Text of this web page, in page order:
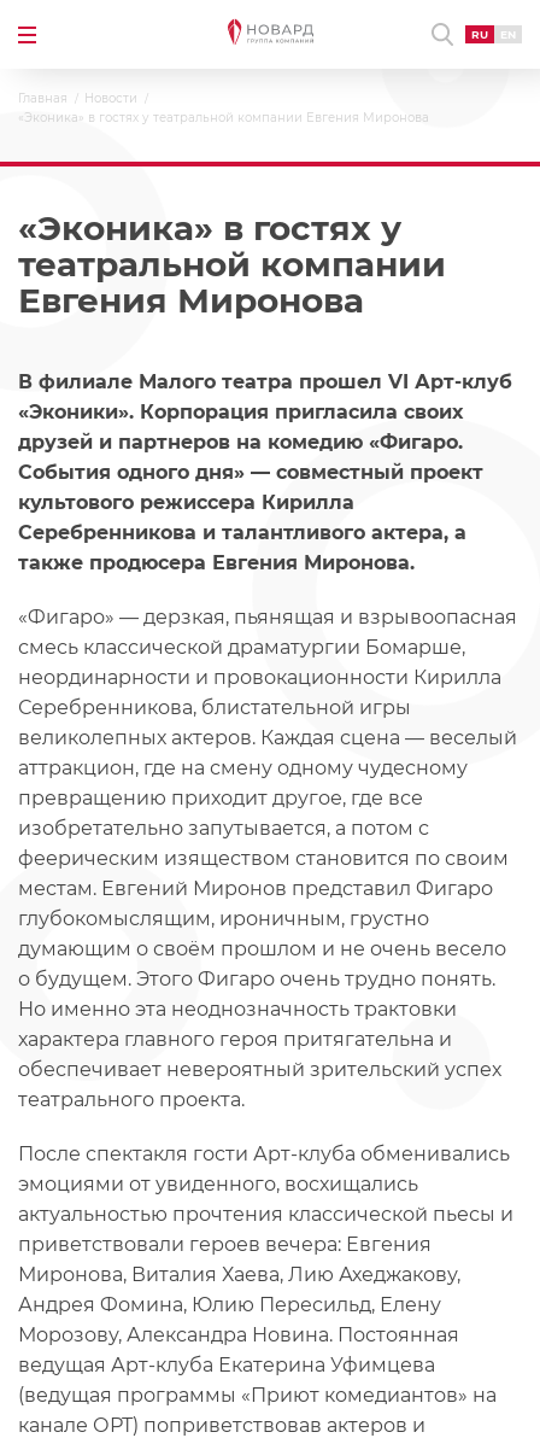
RU EN
Главная
Новости
«Эконика» в гостях у театральной компании Евгения Миронова
«Эконика» в гостях у
театральной компании
Евгения Миронова
В филиале Малого театра прошел VI Арт-клуб
«Эконики». Корпорация пригласила своих
друзей и партнеров на комедию «Фигаро.
События одного дня» — совместный проект
культового режиссера Кирилла
Серебренникова и талантливого актера, а
также продюсера Евгения Миронова.
«Фигаро» — дерзкая, пьянящая и взрывоопасная
смесь классической драматургии Бомарше,
неординарности и провокационности Кирилла
Серебренникова, блистательной игры
великолепных актеров. Каждая сцена — веселый
аттракцион, где на смену одному чудесному
превращению приходит другое, где все
изобретательно запутывается, а потом с
феерическим изяществом становится по своим
местам. Евгений Миронов представил Фигаро
глубокомыслящим, ироничным, грустно
думающим о своём прошлом и не очень весело
о будущем. Этого Фигаро очень трудно понять.
Но именно эта неоднозначность трактовки
характера главного героя притягательна и
обеспечивает невероятный зрительский успех
театрального проекта.
После спектакля гости Арт-клуба обменивались
эмоциями от увиденного, восхищались
актуальностью прочтения классической пьесы и
приветствовали героев вечера: Евгения
Миронова, Виталия Хаева, Лию Ахеджакову,
Андрея Фомина, Юлию Пересильд, Елену
Морозову, Александра Новина. Постоянная
ведущая Арт-клуба Екатерина Уфимцева
(ведущая программы «Приют комедиантов» на
канале ОРТ) поприветствовав актеров и